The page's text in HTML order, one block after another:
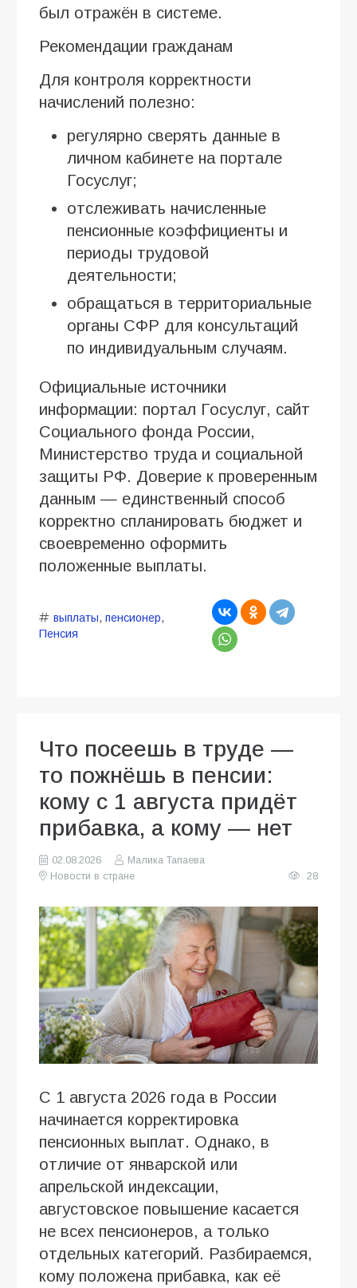
был отражён в системе.
Рекомендации гражданам
Для контроля корректности
начислений полезно:
регулярно сверять данные в
личном кабинете на портале
Госуслуг;
отслеживать начисленные
пенсионные коэффициенты и
периоды трудовой
деятельности;
обращаться в территориальные
органы СФР для консультаций
по индивидуальным случаям.
Официальные источники
информации: портал Госуслуг, сайт
Социального фонда России,
Министерство труда и социальной
защиты РФ. Доверие к проверенным
данным — единственный способ
корректно спланировать бюджет и
своевременно оформить
положенные выплаты.
выплаты, пенсионер,
Пенсия
Что посеешь в труде —
то пожнёшь в пенсии:
кому с 1 августа придёт
прибавка, а кому — нет
02.08.2026
Малика Тапаева
Новости в стране
28
С 1 августа 2026 года в России
начинается корректировка
пенсионных выплат. Однако, в
отличие от январской или
апрельской индексации,
августовское повышение касается
не всех пенсионеров, а только
отдельных категорий. Разбираемся,
кому положена прибавка, как её